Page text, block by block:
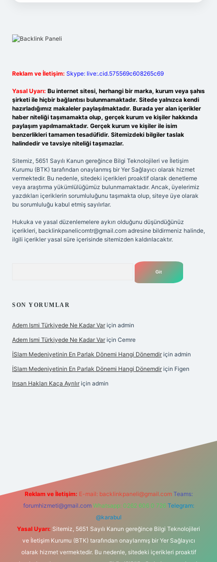
Reklam ve İletişim: Skype: live:.cid.575569c608265c69
Yasal Uyarı: Bu internet sitesi, herhangi bir marka, kurum veya şahıs
şirketi ile hiçbir bağlantısı bulunmamaktadır. Sitede yalnızca kendi
hazırladığımız makaleler paylaşılmaktadır. Burada yer alan içerikler
haber niteliği taşımamakta olup, gerçek kurum ve kişiler hakkında
paylaşım yapılmamaktadır. Gerçek kurum ve kişiler ile isim
benzerlikleri tamamen tesadüfidir. Sitemizdeki bilgiler taslak
halindedir ve tavsiye niteliği taşımazlar.
Sitemiz, 5651 Sayılı Kanun gereğince Bilgi Teknolojileri ve İletişim
Kurumu (BTK) tarafından onaylanmış bir Yer Sağlayıcı olarak hizmet
vermektedir. Bu nedenle, sitedeki içerikleri proaktif olarak denetleme
veya araştırma yükümlülüğümüz bulunmamaktadır. Ancak, üyelerimiz
yazdıkları içeriklerin sorumluluğunu taşımakta olup, siteye üye olarak
bu sorumluluğu kabul etmiş sayılırlar.
Hukuka ve yasal düzenlemelere aykırı olduğunu düşündüğünüz
içerikleri, backlinkpanelicomtr@gmail.com adresine bildirmeniz halinde,
ilgili içerikler yasal süre içerisinde sitemizden kaldırılacaktır.
SON YORUMLAR
Adem Ismi Türkiyede Ne Kadar Var için admin
Adem Ismi Türkiyede Ne Kadar Var için Cemre
İSlam Medeniyetinin En Parlak Dönemi Hangi Dönemdir için admin
İSlam Medeniyetinin En Parlak Dönemi Hangi Dönemdir için Figen
Insan Hakları Kaça Ayrılır için admin
Reklam ve İletişim: E-mail: backlinkpaneli@gmail.com Teams:
forumhizmeti@gmail.com Whatsapp: 0262 606 0 726 Telegram:
@karabul
Yasal Uyarı: Sitemiz, 5651 Sayılı Kanun gereğince Bilgi Teknolojileri
ve İletişim Kurumu (BTK) tarafından onaylanmış bir Yer Sağlayıcı
olarak hizmet vermektedir. Bu nedenle, sitedeki içerikleri proaktif